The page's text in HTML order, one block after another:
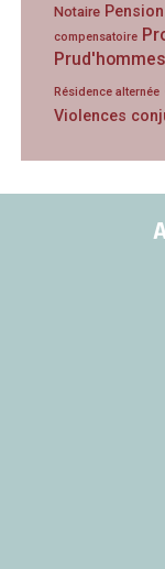
Notaire
compensatoire
Prud'hommes
Résidence alternée
Violences